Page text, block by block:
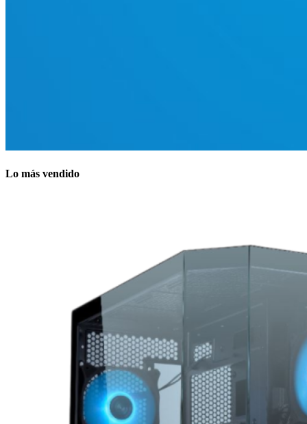
Lo más vendido